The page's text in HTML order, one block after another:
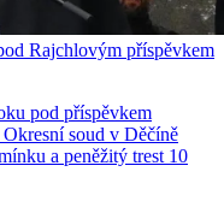
Rajchlovým příspěvkem
pod příspěvkem
soud v Děčíně
a peněžitý trest 10